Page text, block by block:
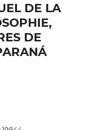
DE LA
DE